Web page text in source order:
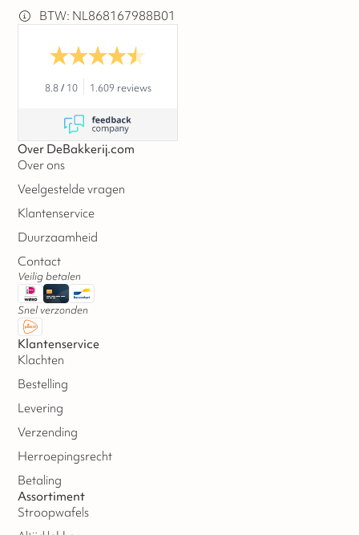
BTW: NL868167988B01
8.8/ 10 1.609 reviews
Over DeBakkerij.com
Over ons
Veelgestelde vragen
Klantenservice
Duurzaamheid
Contact
Veilig betalen
Snel verzonden
Klantenservice
Klachten
Bestelling
Levering
Verzending
Herroepingsrecht
Betaling
Assortiment
Stroopwafels